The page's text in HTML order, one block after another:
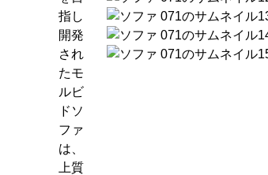
指し
開発
され
たモ
ルビ
ドソ
ファ
は、
上質